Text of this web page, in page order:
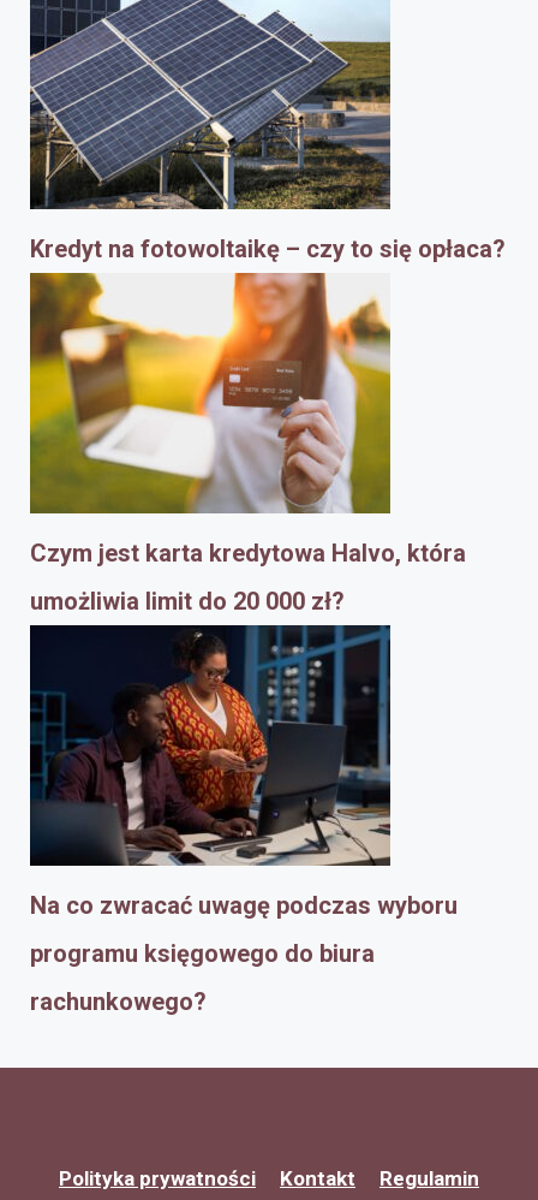
Kredyt na fotowoltaikę – czy to się opłaca?
Czym jest karta kredytowa Halvo, która
umożliwia limit do 20 000 zł?
Na co zwracać uwagę podczas wyboru
programu księgowego do biura
rachunkowego?
Polityka prywatności Kontakt Regulamin